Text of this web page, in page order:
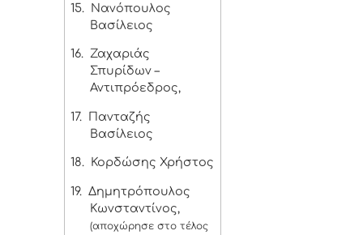
15.
Νανόπουλος
Βασίλειος
16. Ζαχαριάς
Σπυρίδων –
Αντιπρόεδρος,
17.
Πανταζής
Βασίλειος
18. Κορδώσης Χρήστος
19. Δημητρόπουλος
Κωνσταντίνος,
(αποχώρησε στο τέλος